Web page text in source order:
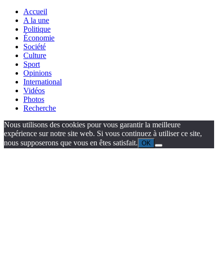
Accueil
A la une
Politique
Économie
Société
Culture
Sport
Opinions
International
Vidéos
Photos
Recherche
Nous utilisons des cookies pour vous garantir la meilleure
expérience sur notre site web. Si vous continuez à utiliser ce site,
nous supposerons que vous en êtes satisfait. OK